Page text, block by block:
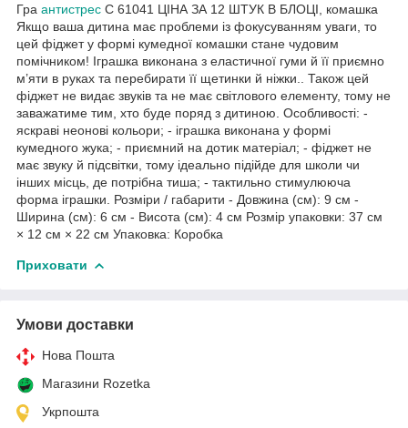
Гра антистрес C 61041 ЦІНА ЗА 12 ШТУК В БЛОЦІ, комашка
Якщо ваша дитина має проблеми із фокусуванням уваги, то
цей фіджет у формі кумедної комашки стане чудовим
помічником! Іграшка виконана з еластичної гуми й її приємно
м’яти в руках та перебирати її щетинки й ніжки.. Також цей
фіджет не видає звуків та не має світлового елементу, тому не
заважатиме тим, хто буде поряд з дитиною. Особливості: -
яскраві неонові кольори; - іграшка виконана у формі
кумедного жука; - приємний на дотик матеріал; - фіджет не
має звуку й підсвітки, тому ідеально підійде для школи чи
інших місць, де потрібна тиша; - тактильно стимулююча
форма іграшки. Розміри / габарити - Довжина (см): 9 см -
Ширина (см): 6 см - Висота (см): 4 см Розмір упаковки: 37 см
× 12 см × 22 см Упаковка: Коробка
Приховати
Умови доставки
Нова Пошта
Магазини Rozetka
Укрпошта